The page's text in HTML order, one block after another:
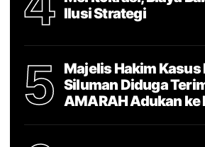
Ilusi Strategi
5
Majelis Hakim Kasus
Siluman Diduga
AMARAH Adukan ke